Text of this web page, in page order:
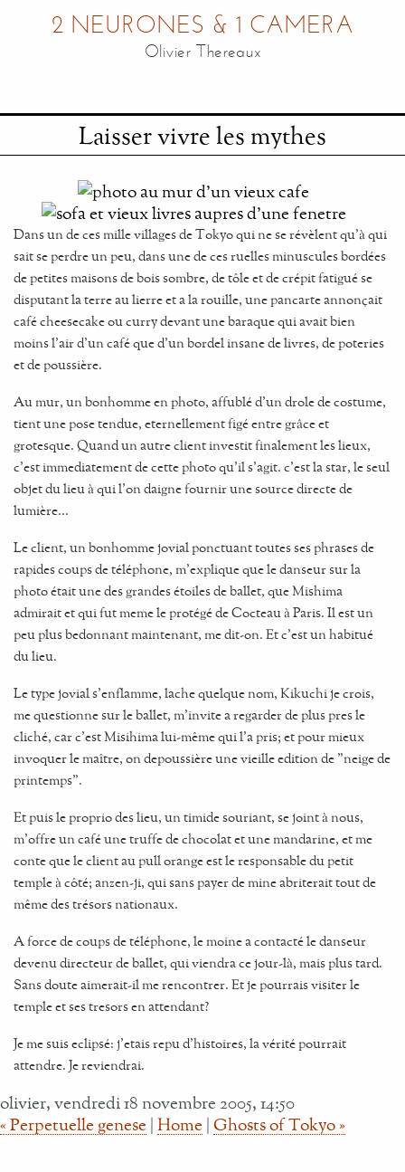
2 NEURONES & 1 CAMERA
Olivier Thereaux
Laisser vivre les mythes
Dans un de ces mille villages de Tokyo qui ne se révèlent qu'à qui
sait se perdre un peu, dans une de ces ruelles minuscules bordées
de petites maisons de bois sombre, de tôle et de crépit fatigué se
disputant la terre au lierre et a la rouille, une pancarte annonçait
café cheesecake ou curry devant une baraque qui avait bien
moins l'air d'un café que d'un bordel insane de livres, de poteries
et de poussière.
Au mur, un bonhomme en photo, affublé d'un drole de costume,
tient une pose tendue, eternellement figé entre grâce et
grotesque. Quand un autre client investit finalement les lieux,
c'est immediatement de cette photo qu'il s'agit. c'est la star, le seul
objet du lieu à qui l'on daigne fournir une source directe de
lumière...
Le client, un bonhomme jovial ponctuant toutes ses phrases de
rapides coups de téléphone, m'explique que le danseur sur la
photo était une des grandes étoiles de ballet, que Mishima
admirait et qui fut meme le protégé de Cocteau à Paris. Il est un
peu plus bedonnant maintenant, me dit-on. Et c'est un habitué
du lieu.
Le type jovial s'enflamme, lache quelque nom, Kikuchi je crois,
me questionne sur le ballet, m'invite a regarder de plus pres le
cliché, car c'est Misihima lui-même qui l'a pris; et pour mieux
invoquer le maître, on depoussière une vieille edition de "neige de
printemps".
Et puis le proprio des lieu, un timide souriant, se joint à nous,
m'offre un café une truffe de chocolat et une mandarine, et me
conte que le client au pull orange est le responsable du petit
temple à côté; anzen-ji, qui sans payer de mine abriterait tout de
même des trésors nationaux.
A force de coups de téléphone, le moine a contacté le danseur
devenu directeur de ballet, qui viendra ce jour-là, mais plus tard.
Sans doute aimerait-il me rencontrer. Et je pourrais visiter le
temple et ses tresors en attendant?
Je me suis eclipsé: j'etais repu d'histoires, la vérité pourrait
attendre. Je reviendrai.
olivier, vendredi 18 novembre 2005, 14:50
« Perpetuelle genese | Home | Ghosts of Tokyo »